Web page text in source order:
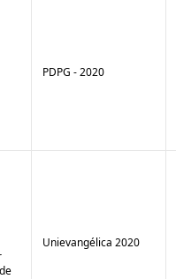
PDPG - 2020
Unievangélica 2020